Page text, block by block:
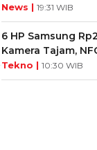
News | 19:31 WIB
6 HP Samsung
Kamera Tajam,
Tekno | 10:30 WIB